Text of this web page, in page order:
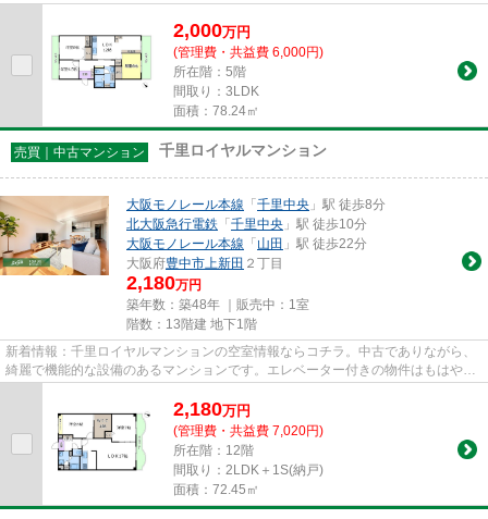
2,000万円
(管理費・共益費 6,000円)
所在階：5階
間取り：3LDK
面積：78.24㎡
売買｜中古マンション 千里ロイヤルマンション
大阪モノレール本線 「 千里中央 」駅 徒歩8分
北大阪急行電鉄 「 千里中央 」駅 徒歩10分
大阪モノレール本線 「 山田 」駅 徒歩22分
大阪府豊中市上新田 ２丁目
2,180万円
築年数：築48年 ｜販売中： 1室
階数：13階建 地下1階
新着情報：千里ロイヤルマンションの空室情報ならコチラ。中古でありながら、
綺麗で機能的な設備のあるマンションです。エレベーター付きの物件はもはやマ
2,180万円
(管理費・共益費 7,020円)
所在階：12階
間取り：2LDK＋1S(納戸)
面積：72.45㎡